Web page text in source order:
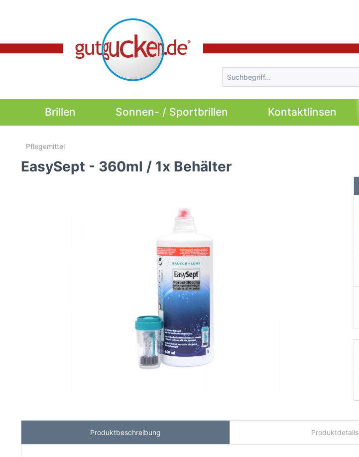
Brillen Sonnen- / Sportbrillen Kontaktlinsen
Pflegemittel
EasySept - 360ml / 1x Behälter
Produktbeschreibung Produktdetails